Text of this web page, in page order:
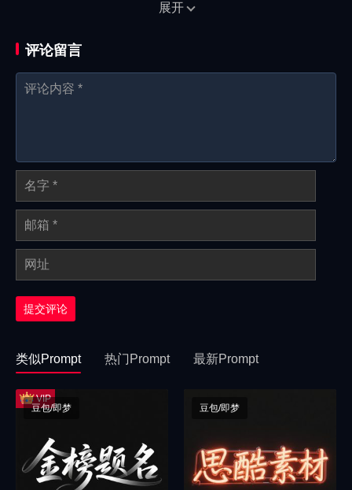
展开
评论留言
提交评论
类似Prompt 热门Prompt 最新Prompt
豆包/即梦 豆包/即梦